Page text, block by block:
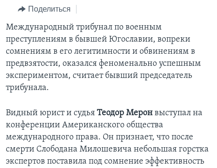
Перейти
поиск
ПОЧЕМУ ЭТО ВАЖНО?
ДИСКУССИЯ VOA
ДЕТАЛИ
НЬЮ-ЙОРК NEW YORK
АМЕРИКА. БОЛЬШОЕ ПУТЕШЕСТВИЕ
А КАК В АМЕРИКЕ?
АРТЕФАКТЫ
АМЕРИКАНСКИЕ ГОРОДКИ
ТЕСТЫ
ФАКТЫ ПРОТИВ ФЕЙКОВ
ЗА СВОБОДУ ПРЕССЫ
УЧИМ АНГЛИЙСКИЙ
ВИДЕО
ПОДПИСКА НА НОВОСТИ
СОЦИАЛЬНЫЕ СЕТИ
Поделиться
Международный трибунал по военным
преступлениям в бывшей Югославии, вопреки
сомнениям в его легитимности и обвинениям в
предвзятости, оказался феноменально успешным
экспериментом, считает бывший председатель
трибунала.
Видный юрист и судья Теодор Мерон выступал на
конференции Американского общества
международного права. Он признает, что после
смерти Слободана Милошевича небольшая горстка
экспертов поставила под сомнение эффективность